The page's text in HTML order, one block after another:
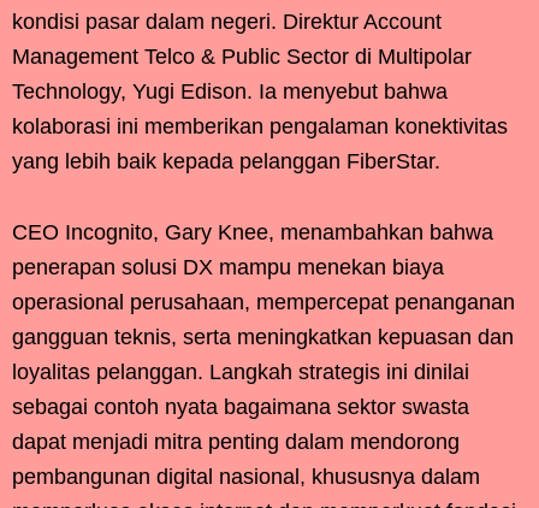
kondisi pasar dalam negeri. Direktur Account
Management Telco & Public Sector di Multipolar
Technology, Yugi Edison. Ia menyebut bahwa
kolaborasi ini memberikan pengalaman konektivitas
yang lebih baik kepada pelanggan FiberStar.
CEO Incognito, Gary Knee, menambahkan bahwa
penerapan solusi DX mampu menekan biaya
operasional perusahaan, mempercepat penanganan
gangguan teknis, serta meningkatkan kepuasan dan
loyalitas pelanggan. Langkah strategis ini dinilai
sebagai contoh nyata bagaimana sektor swasta
dapat menjadi mitra penting dalam mendorong
pembangunan digital nasional, khususnya dalam